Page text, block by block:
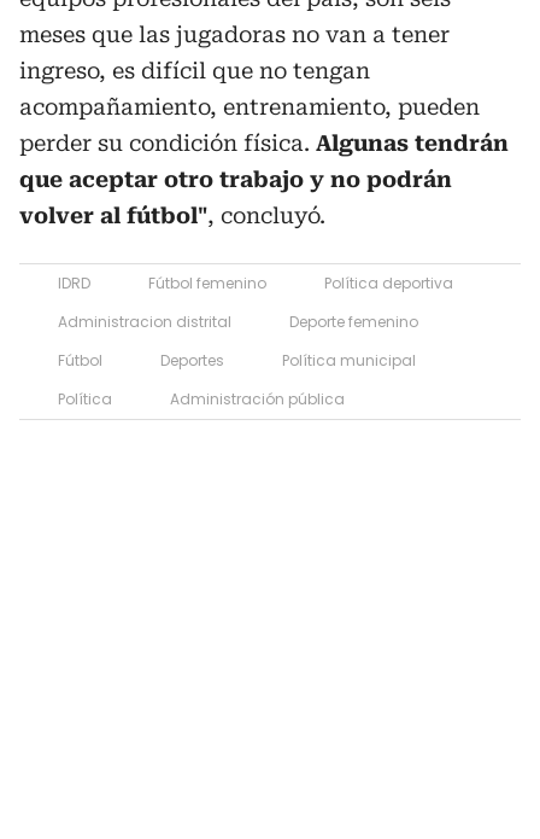
meses que las jugadoras no van a tener
ingreso, es difícil que no tengan
acompañamiento, entrenamiento, pueden
perder su condición física. Algunas tendrán
que aceptar otro trabajo y no podrán
volver al fútbol", concluyó.
IDRD Fútbol femenino
Política deportiva
Administracion distrital
Deporte femenino
Fútbol
Deportes
Política municipal
Política
Administración pública